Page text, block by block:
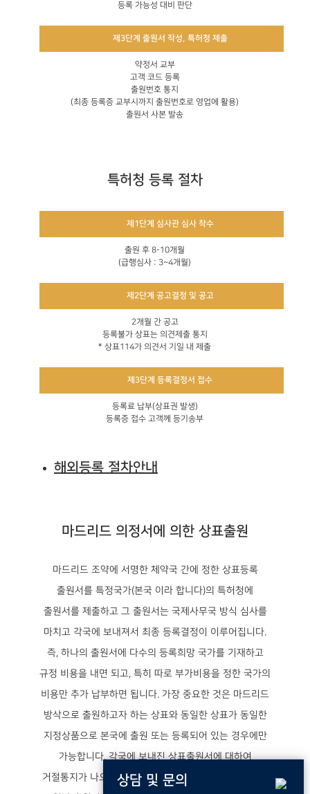
상담 및 문의
등록 가능성 대비 판단
제3단계 출원서 작성, 특허청 제출
약정서 교부
고객 코드 등록
출원번호 통지
(최종 등록증 교부시까지 출원번호로 영업에 활용)
출원서 사본 발송
특허청 등록 절차
제1단계 심사관 심사 착수
출원 후 8-10개월
(급행심사 : 3~4개월)
제2단계 공고결정 및 공고
2개월 간 공고
등록불가 상표는 의견제출 통지
* 상표114가 의견서 기일 내 제출
제3단계 등록결정서 접수
등록료 납부(상표권 발생)
등록증 접수 고객께 등기송부
해외등록 절차안내
마드리드 의정서에 의한 상표출원
마드리드 조약에 서명한 체약국 간에 정한 상표등록
출원서를 특정국가(본국 이라 합니다)의 특허청에
출원서를 제출하고 그 출원서는 국제사무국 방식 심사를
마치고 각국에 보내져서 최종 등록결정이 이루어집니다.
즉, 하나의 출원서에 다수의 등록희망 국가를 기재하고
규정 비용을 내면 되고, 특히 따로 부가비용을 정한 국가의
비용만 추가 납부하면 됩니다. 가장 중요한 것은 마드리드
방삭으로 출원하고자 하는 상표와 동일한 상표가 동일한
지정상품으로 본국에 출원 또는 등록되어 있는 경우에만
가능합니다. 각국에 보내진 상표출원서에 대하여
거절통지가 나오는 경우, 그 나라에서 대리인을 선임하여